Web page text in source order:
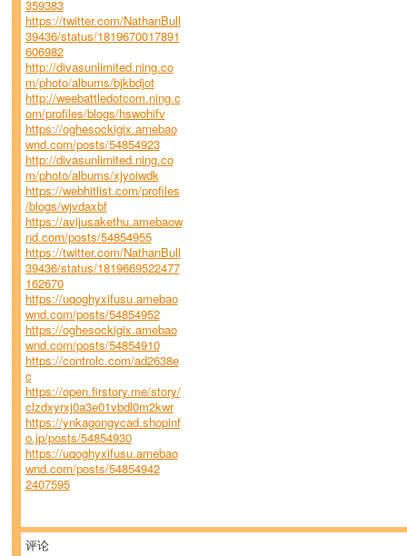
359383
https://twitter.com/NathanBull
39436/status/1819670017891
606982
http://divasunlimited.ning.co
m/photo/albums/bjkbdjot
http://weebattledotcom.ning.c
om/profiles/blogs/hswohifv
https://oghesockigix.amebao
wnd.com/posts/54854923
http://divasunlimited.ning.co
m/photo/albums/xjyoiwdk
https://webhitlist.com/profiles
/blogs/wjvdaxbf
https://avijusakethu.amebaow
nd.com/posts/54854955
https://twitter.com/NathanBull
39436/status/1819669522477
162670
https://uqoghyxifusu.amebao
wnd.com/posts/54854952
https://oghesockigix.amebao
wnd.com/posts/54854910
https://controlc.com/ad2638e
c
https://open.firstory.me/story/
clzdxyrxj0a3e01vbdl0m2kwr
https://ynkagongycad.shopinf
o.jp/posts/54854930
https://uqoghyxifusu.amebao
wnd.com/posts/54854942
2407595
评论